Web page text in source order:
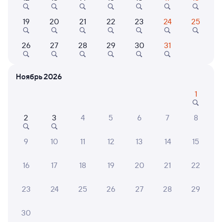
6 причин купить ж/д билеты
Онлайн-покупка за 4 минуты
Онлайн-возврат билетов без очереди в кассу
Выбор любимых мест на схемах вагонов
покупке
9,1
Отель
Гостиница Галактика
3 ⁠240 ⁠₽
Квартира
Уютная 1-комнатная
19 20 21 22 23 24 25
26 27 28 29 30 31
Ноябрь 2026
1
2 3 4 5 6 7 8
9 10 11 12 13 14 15
16 17 18 19 20 21 22
23 24 25 26 27 28 29
30